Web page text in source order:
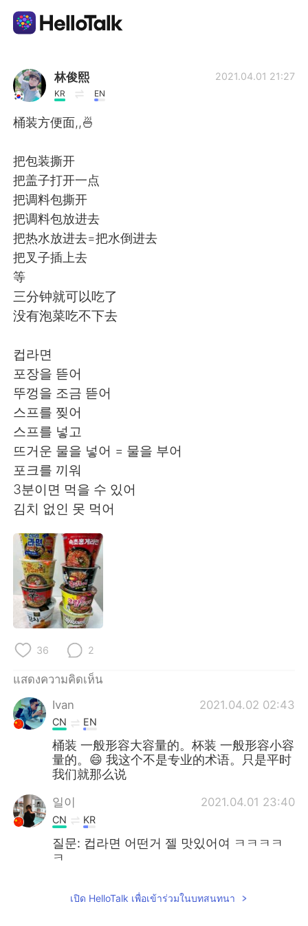
แอปแลกเปลี่ยนทางภาษา
AI Grammar Checker
English
繁體中文 Español
Deutsch
한국어
Indonesia
Türkçe
Português
林俊熙
KR EN
2021.04.01 21:27
桶装方便面,,🍜
把包装撕开
把盖子打开一点
把调料包撕开
把调料包放进去
把热水放进去=把水倒进去
把叉子插上去
等
三分钟就可以吃了
没有泡菜吃不下去
컵라면
포장을 뜯어
뚜껑을 조금 뜯어
스프를 찢어
스프를 넣고
뜨거운 물을 넣어 = 물을 부어
포크를 끼워
3분이면 먹을 수 있어
김치 없인 못 먹어
36 2
แสดงความคิดเห็น
Ivan
2021.04.02 02:43
CN EN
桶装 一般形容大容量的。杯装 一般形容小容
量的。😄 我这个不是专业的术语。只是平时
我们就那么说
일이 2021.04.01 23:40
CN KR
질문: 컵라면 어떤거 젤 맛있어여 ㅋㅋㅋㅋ
ㅋ
เปิด HelloTalk เพื่อเข้าร่วมในบทสนทนา